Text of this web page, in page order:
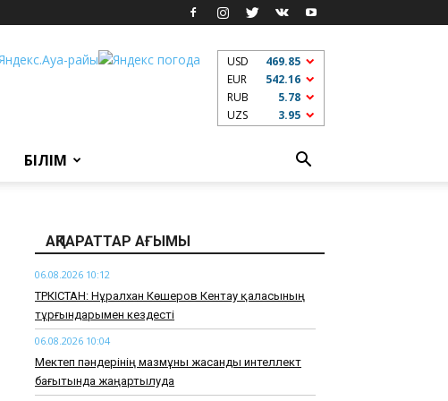
USD
469.85
EUR
542.16
RUB
5.78
UZS
3.95
БІЛІМ
АҚПАРАТТАР АҒЫМЫ
06.08.2026 10:12
ТҮРКІСТАН: Нұралхан Көшеров Кентау қаласының
тұрғындарымен кездесті
06.08.2026 10:04
Мектеп пәндерінің мазмұны жасанды интеллект
бағытында жаңартылуда